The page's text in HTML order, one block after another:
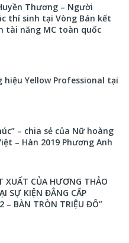
Thương – Người
thí sinh tại Vòng Bán kết
tài năng MC toàn quốc
Yellow Professional tại
– chia sẻ của Nữ hoàng
– Hàn 2019 Phương Anh
XUẤT CỦA HƯƠNG THẢO
SỰ KIỆN ĐẲNG CẤP
– BÀN TRÒN TRIỆU ĐÔ”